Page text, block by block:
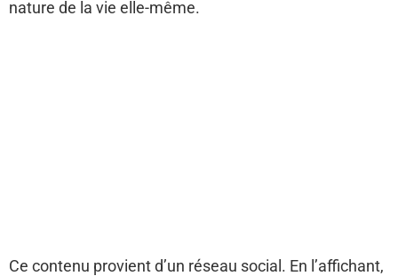
nature de la vie elle-même.
Ce contenu provient d’un réseau social. En l’affichant,